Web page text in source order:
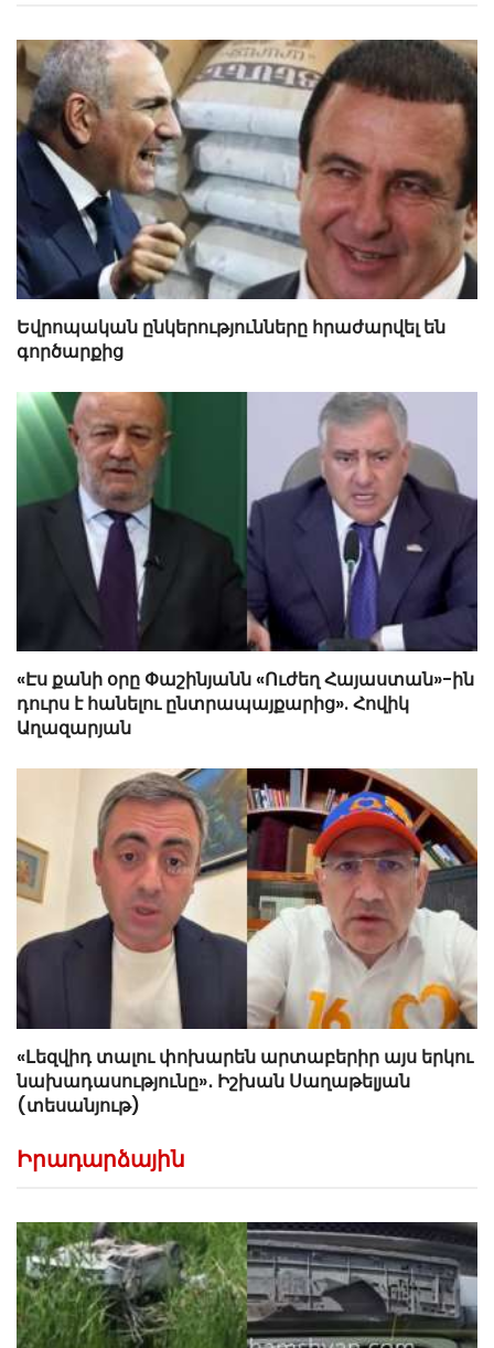
Եվրոպական ընկերությունները հրաժարվել են
գործարքից
«Էս քանի օրը Փաշինյանն «Ուժեղ Հայաստան»-ին
դուրս է հանելու ընտրապայքարից». Հովիկ
Աղազարյան
«Լեզվիդ տալու փոխարեն արտաբերիր այս երկու
նախադասությունը»․ Իշխան Սաղաթելյան
(տեսանյութ)
Իրադարձային